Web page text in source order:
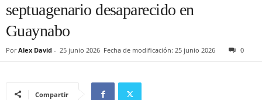
septuagenario desaparecido en
Guaynabo
Por Alex David - 25 junio 2026 Fecha de modificación: 25 junio 2026 0
Compartir